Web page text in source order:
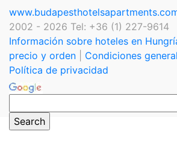
2002 - 2026 Tel: +36 (1) 227-9614
Información sobre hoteles en
precio y orden
Condiciones
Política de privacidad